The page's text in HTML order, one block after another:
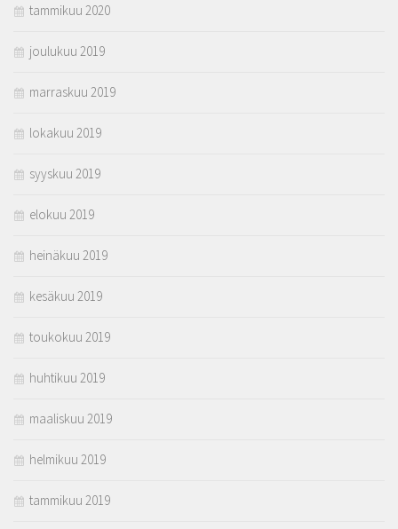
tammikuu 2020
joulukuu 2019
marraskuu 2019
lokakuu 2019
syyskuu 2019
elokuu 2019
heinäkuu 2019
kesäkuu 2019
toukokuu 2019
huhtikuu 2019
maaliskuu 2019
helmikuu 2019
tammikuu 2019